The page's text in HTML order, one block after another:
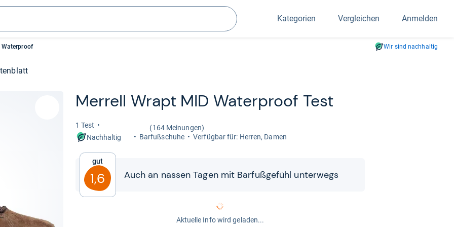
Suchen
Kategorien Vergleichen Anmelden
Waterproof Wir sind nachhaltig
Mer­rell Wrapt MID Water­proof Test
1 Test
(164 Meinungen)
Nachhaltig
Bar­fuß­schuhe Ver­füg­bar für: Her­ren, Damen
Gut
1,6 Auch an nas­sen Tagen mit Bar­fuß­ge­fühl unter­wegs
Aktuelle Info wird geladen...